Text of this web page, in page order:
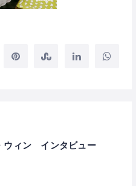
ウィン インタビュー